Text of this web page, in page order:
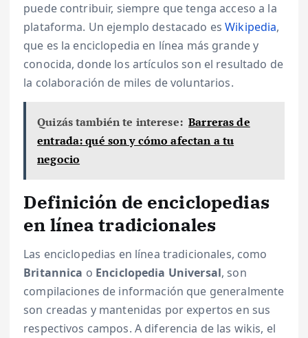
puede contribuir, siempre que tenga acceso a la
plataforma. Un ejemplo destacado esWikipedia,
que es la enciclopedia en línea más grande y
conocida, donde los artículos son el resultado de
la colaboración de miles de voluntarios.
Quizás también te interese: Barreras de
entrada: qué son y cómo afectan a tu
negocio
Definición de enciclopedias
en línea tradicionales
Las enciclopedias en línea tradicionales, como
Britannica o Enciclopedia Universal, son
compilaciones de información que generalmente
son creadas y mantenidas por expertos en sus
respectivos campos. A diferencia de las wikis, el